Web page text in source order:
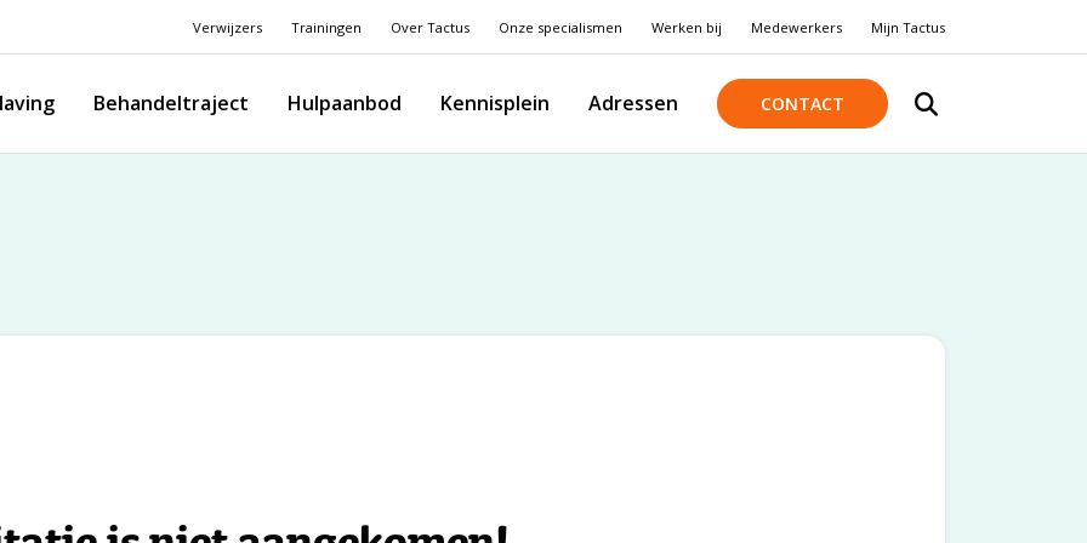
Verwijzers Trainingen Over Tactus Onze specialismen Werken bij Medewerkers Mijn Tactus
Behandeltraject Hulpaanbod Kennisplein Adressen CONTACT